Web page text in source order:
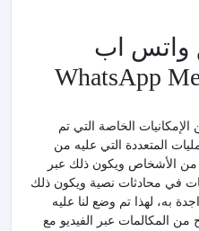
واتس اب
الإمكانيات الخاصة التي تم
المتعددة التي عليه من
الأشخاص ويكون ذلك عبر
في محادثات نصية ويكون ذلك
به، لهذا تم وضع لنا عليه
من المكالمات عبر الفيديو مع